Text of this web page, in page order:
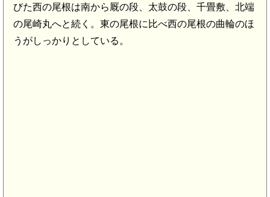
びた西の尾根は南から厩の段、太鼓の段、千畳敷、北端
の尾崎丸へと続く。東の尾根に比べ西の尾根の曲輪のほ
うがしっかりとしている。